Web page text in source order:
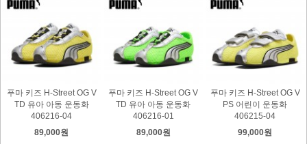
푸마 키즈 H-Street OG V
TD 유아 아동 운동화
406216-04
89,000원
푸마 키즈 H-Street OG V
TD 유아 아동 운동화
406216-01
89,000원
푸마 키즈 H-Street OG V
PS 어린이 운동화
406215-04
99,000원